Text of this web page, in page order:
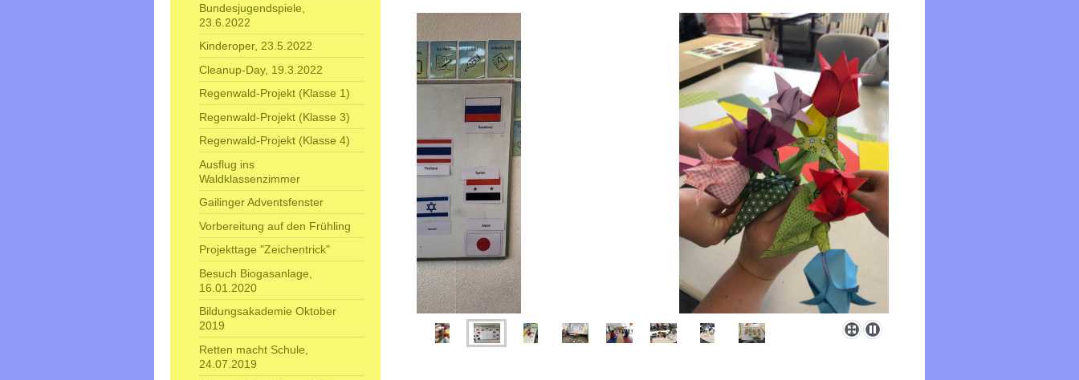
Bundesjugendspiele,
23.6.2022
Kinderoper, 23.5.2022
Cleanup-Day, 19.3.2022
Regenwald-Projekt (Klasse 1)
Regenwald-Projekt (Klasse 3)
Regenwald-Projekt (Klasse 4)
Ausflug ins
Waldklassenzimmer
Gailinger Adventsfenster
Vorbereitung auf den Frühling
Projekttage "Zeichentrick"
Besuch Biogasanlage,
16.01.2020
Bildungsakademie Oktober
2019
Retten macht Schule,
24.07.2019